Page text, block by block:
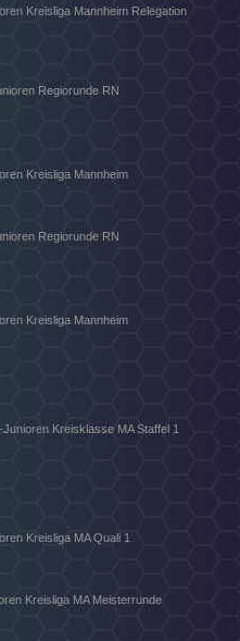
Kreisliga Mannheim Relegation
Regiorunde RN
Kreisliga Mannheim
Regiorunde RN
Kreisliga Mannheim
Kreisklasse MA Staffel 1
Kreisliga MA Quali 1
Kreisliga MA Meisterrunde